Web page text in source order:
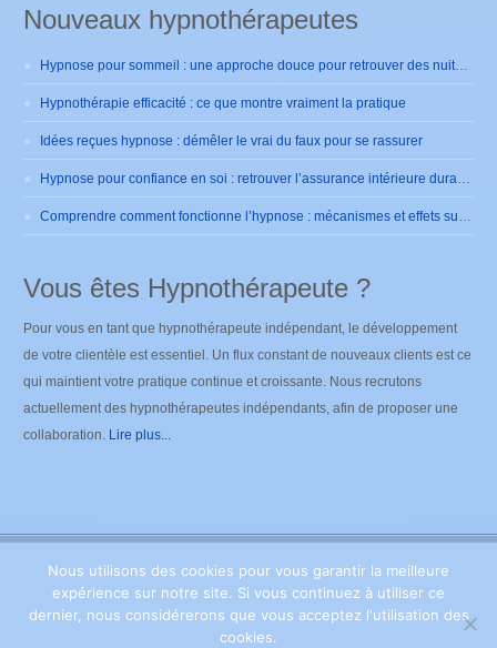
Nouveaux hypnothérapeutes
Hypnothérapie efficacité : ce que montre vraiment la pratique
Idées reçues hypnose : démêler le vrai du faux pour se rassurer
Vous êtes Hypnothérapeute ?
Pour vous en tant que hypnothérapeute indépendant, le développement
de votre clientèle est essentiel. Un flux constant de nouveaux clients est ce
qui maintient votre pratique continue et croissante. Nous recrutons
actuellement des hypnothérapeutes indépendants, afin de proposer une
collaboration. Lire plus...
Copyright ©2026Hypnose Brabant Wallon. Tous droits
réservés. Powered by Privium – Des services qui soutiennent vos soins.
Pour psychologues, psychotherapeutes et hypnotherapeutes.Privium –
Des services qui soutiennent vos soins. Pour psychologues,
psychotherapeutes et hypnotherapeutes.
Nous utilisons des cookies pour vous garantir la meilleure
expérience sur notre site. Si vous continuez à utiliser ce
dernier, nous considérerons que vous acceptez l'utilisation des
cookies.